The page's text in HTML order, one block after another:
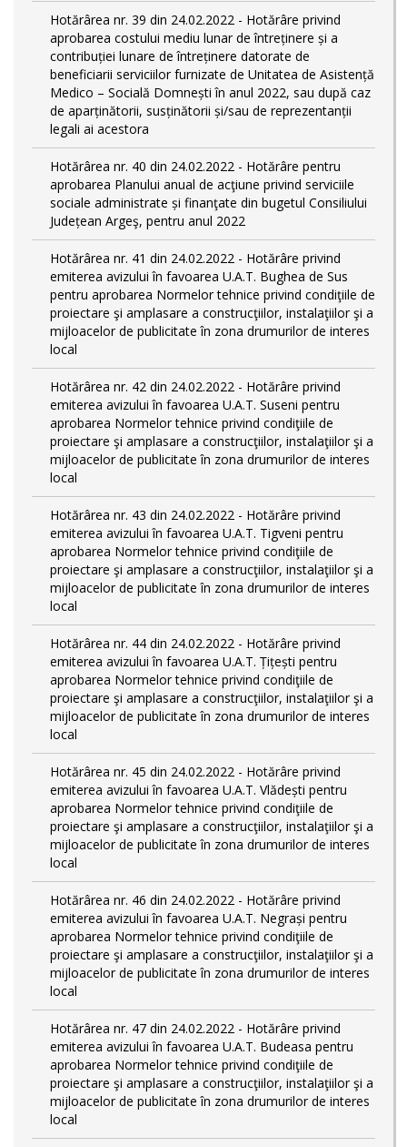
Hotărârea nr. 39 din 24.02.2022 - Hotărâre privind
aprobarea costului mediu lunar de întreținere și a
contribuției lunare de întreținere datorate de
beneficiarii serviciilor furnizate de Unitatea de Asistență
Medico – Socială Domnești în anul 2022, sau după caz
de aparținătorii, susținătorii și/sau de reprezentanții
legali ai acestora
Hotărârea nr. 40 din 24.02.2022 - Hotărâre pentru
aprobarea Planului anual de acţiune privind serviciile
sociale administrate și finanţate din bugetul Consiliului
Județean Argeş, pentru anul 2022
Hotărârea nr. 41 din 24.02.2022 - Hotărâre privind
emiterea avizului în favoarea U.A.T. Bughea de Sus
pentru aprobarea Normelor tehnice privind condiţiile de
proiectare şi amplasare a construcţiilor, instalaţiilor şi a
mijloacelor de publicitate în zona drumurilor de interes
local
Hotărârea nr. 42 din 24.02.2022 - Hotărâre privind
emiterea avizului în favoarea U.A.T. Suseni pentru
aprobarea Normelor tehnice privind condiţiile de
proiectare şi amplasare a construcţiilor, instalaţiilor şi a
mijloacelor de publicitate în zona drumurilor de interes
local
Hotărârea nr. 43 din 24.02.2022 - Hotărâre privind
emiterea avizului în favoarea U.A.T. Tigveni pentru
aprobarea Normelor tehnice privind condiţiile de
proiectare şi amplasare a construcţiilor, instalaţiilor şi a
mijloacelor de publicitate în zona drumurilor de interes
local
Hotărârea nr. 44 din 24.02.2022 - Hotărâre privind
emiterea avizului în favoarea U.A.T. Țițești pentru
aprobarea Normelor tehnice privind condiţiile de
proiectare şi amplasare a construcţiilor, instalaţiilor şi a
mijloacelor de publicitate în zona drumurilor de interes
local
Hotărârea nr. 45 din 24.02.2022 - Hotărâre privind
emiterea avizului în favoarea U.A.T. Vlădești pentru
aprobarea Normelor tehnice privind condiţiile de
proiectare şi amplasare a construcţiilor, instalaţiilor şi a
mijloacelor de publicitate în zona drumurilor de interes
local
Hotărârea nr. 46 din 24.02.2022 - Hotărâre privind
emiterea avizului în favoarea U.A.T. Negrași pentru
aprobarea Normelor tehnice privind condiţiile de
proiectare şi amplasare a construcţiilor, instalaţiilor şi a
mijloacelor de publicitate în zona drumurilor de interes
local
Hotărârea nr. 47 din 24.02.2022 - Hotărâre privind
emiterea avizului în favoarea U.A.T. Budeasa pentru
aprobarea Normelor tehnice privind condiţiile de
proiectare şi amplasare a construcţiilor, instalaţiilor şi a
mijloacelor de publicitate în zona drumurilor de interes
local